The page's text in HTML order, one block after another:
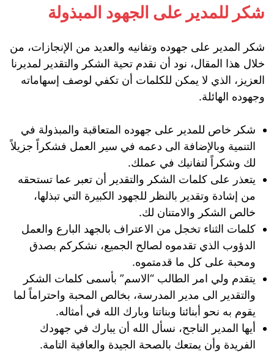
شكر للمدير على الجهود المبذولة
شكر المدير على جهوده وتفانيه والعديد من الإنجازات، من
خلال هذا المقال، نود أن نقدم تحية الشكر والتقدير لمديرنا
العزيز، الذي لا يمكن للكلمات أن تكفي لوصف إسهاماته
وجهوده الهائلة.
شكر خاص للمدير على جهوده المتعاقبة والمبذولة في
التنمية وبالإضافة الى دعمه في سير العمل فشكراً جزيلاً
لك وشكراً لتفانيك في عملك.
يتعذر على كلمات الشكر والتقدير أن تعبر عما تستحقه
من إشادة وتقدير بالنظر للجهود الكبيرة التي تبذلها،
خالص الشكر والامتنان لك.
كلمات الثناء تخجل من الاعتراف بالجهد البارع والعمل
الدؤوب الذي تقدموه لصالح الجميع، نشكركم بصدق
ومحبة على كل ما قدمتموه.
يتقدم ولي امر الطالب “الاسم” بأسمى كلمات الشكر
والتقدير الى مدير المدرسة، بخالص المحبة واحتراماً لما
يقوم به نحو أبنائنا وبناتنا وبارك الله في أمثاله.
أيها المدير الناجح، نسأل الله أن يبارك في جهودك
الفريدة وأن يمتعك بالصحة الجيدة والعافية التامة.